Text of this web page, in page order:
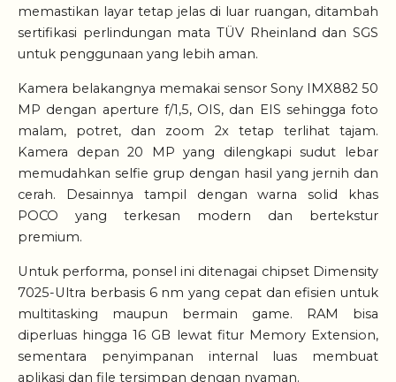
memastikan layar tetap jelas di luar ruangan, ditambah
sertifikasi perlindungan mata TÜV Rheinland dan SGS
untuk penggunaan yang lebih aman.
Kamera belakangnya memakai sensor Sony IMX882 50
MP dengan aperture f/1,5, OIS, dan EIS sehingga foto
malam, potret, dan zoom 2x tetap terlihat tajam.
Kamera depan 20 MP yang dilengkapi sudut lebar
memudahkan selfie grup dengan hasil yang jernih dan
cerah. Desainnya tampil dengan warna solid khas
POCO yang terkesan modern dan bertekstur
premium.
Untuk performa, ponsel ini ditenagai chipset Dimensity
7025-Ultra berbasis 6 nm yang cepat dan efisien untuk
multitasking maupun bermain game. RAM bisa
diperluas hingga 16 GB lewat fitur Memory Extension,
sementara penyimpanan internal luas membuat
aplikasi dan file tersimpan dengan nyaman.